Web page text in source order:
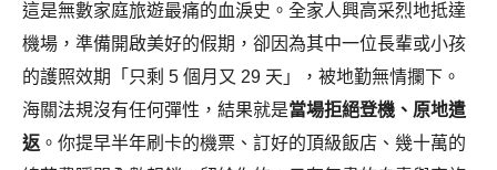
這是無數家庭旅遊最痛的血淚史。全家人興高采烈地抵達
機場，準備開啟美好的假期，卻因為其中一位長輩或小孩
的護照效期「只剩 5 個月又 29 天」，被地勤無情攔下。
海關法規沒有任何彈性，結果就是當場拒絕登機、原地遣
返 。你提早半年刷卡的機票、訂好的頂級飯店、幾十萬的